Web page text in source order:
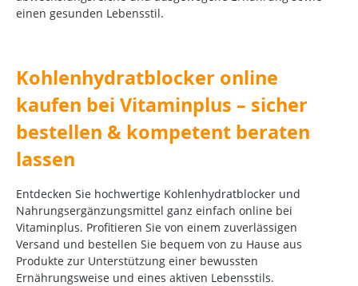
einen gesunden Lebensstil.
Kohlenhydratblocker online
kaufen bei Vitaminplus – sicher
bestellen & kompetent beraten
lassen
Entdecken Sie hochwertige Kohlenhydratblocker und
Nahrungsergänzungsmittel ganz einfach online bei
Vitaminplus. Profitieren Sie von einem zuverlässigen
Versand und bestellen Sie bequem von zu Hause aus
Produkte zur Unterstützung einer bewussten
Ernährungsweise und eines aktiven Lebensstils.